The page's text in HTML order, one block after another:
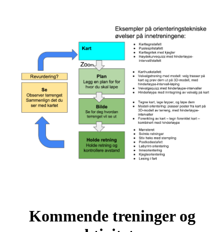
Kommende treninger og